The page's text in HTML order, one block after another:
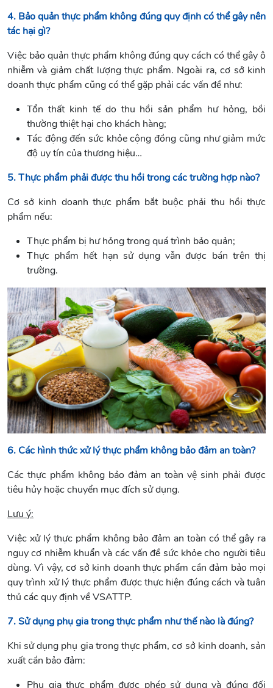
4. Bảo quản thực phẩm không đúng quy định có thể gây nên
tác hại gì?
Việc bảo quản thực phẩm không đúng quy cách có thể gây ô
nhiễm và giảm chất lượng thực phẩm. Ngoài ra, cơ sở kinh
doanh thực phẩm cũng có thể gặp phải các vấn đề như:
Tổn thất kinh tế do thu hồi sản phẩm hư hỏng, bồi
thường thiệt hại cho khách hàng;
Tác động đến sức khỏe cộng đồng cũng như giảm mức
độ uy tín của thương hiệu…
5. Thực phẩm phải được thu hồi trong các trường hợp nào?
Cơ sở kinh doanh thực phẩm bắt buộc phải thu hồi thực
phẩm nếu:
Thực phẩm bị hư hỏng trong quá trình bảo quản;
Thực phẩm hết hạn sử dụng vẫn được bán trên thị
trường.
6. Các hình thức xử lý thực phẩm không bảo đảm an toàn?
Các thực phẩm không bảo đảm an toàn vệ sinh phải được
tiêu hủy hoặc chuyển mục đích sử dụng.
Lưu ý:
Việc xử lý thực phẩm không bảo đảm an toàn có thể gây ra
nguy cơ nhiễm khuẩn và các vấn đề sức khỏe cho người tiêu
dùng. Vì vậy, cơ sở kinh doanh thực phẩm cần đảm bảo mọi
quy trình xử lý thực phẩm được thực hiện đúng cách và tuân
thủ các quy định về VSATTP.
7. Sử dụng phụ gia trong thực phẩm như thế nào là đúng?
Khi sử dụng phụ gia trong thực phẩm, cơ sở kinh doanh, sản
xuất cần bảo đảm:
Phụ gia thực phẩm được phép sử dụng và đúng đối